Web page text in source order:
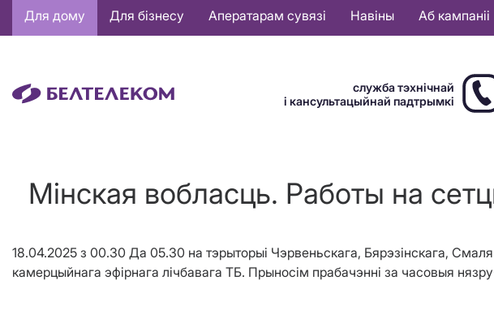
Основная
навигация
Для дому Для бізнесу Аператарам сувязі Навіны Аб кампаніі
служба тэхнічнай
і кансультацыйнай падтрымкі
Мінская вобласць. Работы на
18.04.2025 з 00.30 Да 05.30 на тэрыторыі Чэрвеньскага, Бярэзінскага,
камерцыйнага эфірнага лічбавага ТБ. Прыносім прабачэнні за часовыя